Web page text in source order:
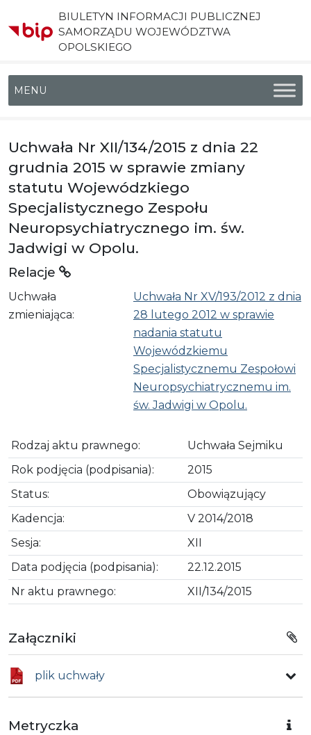
BIULETYN INFORMACJI PUBLICZNEJ
SAMORZĄDU WOJEWÓDZTWA
OPOLSKIEGO
Menu główne
Uchwała Nr XII/134/2015 z dnia 22
grudnia 2015 w sprawie zmiany
statutu Wojewódzkiego
Specjalistycznego Zespołu
Neuropsychiatrycznego im. św.
Jadwigi w Opolu.
Relacje
Uchwała
zmieniająca:
Uchwała Nr XV/193/2012 z dnia
28 lutego 2012 w sprawie
nadania statutu
Wojewódzkiemu
Specjalistycznemu Zespołowi
Neuropsychiatrycznemu im.
św. Jadwigi w Opolu.
Rodzaj aktu prawnego:
Uchwała Sejmiku
Rok podjęcia (podpisania):
2015
Status:
Obowiązujący
Kadencja:
V 2014/2018
Sesja:
XII
Data podjęcia (podpisania):
22.12.2015
Nr aktu prawnego:
XII/134/2015
Załączniki
plik uchwały
Metryczka